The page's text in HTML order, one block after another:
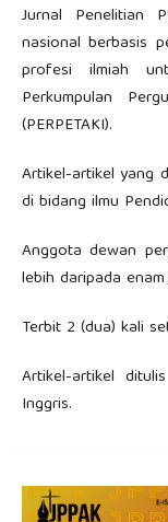
Jurnal Penelitian
nasional berbasis
profesi ilmiah
Perkumpulan
(PERPETAKI).
Artikel-artikel yang
di bidang ilmu
Anggota dewan
lebih daripada
Terbit 2 (dua) kali
Artikel-artikel
Inggris.